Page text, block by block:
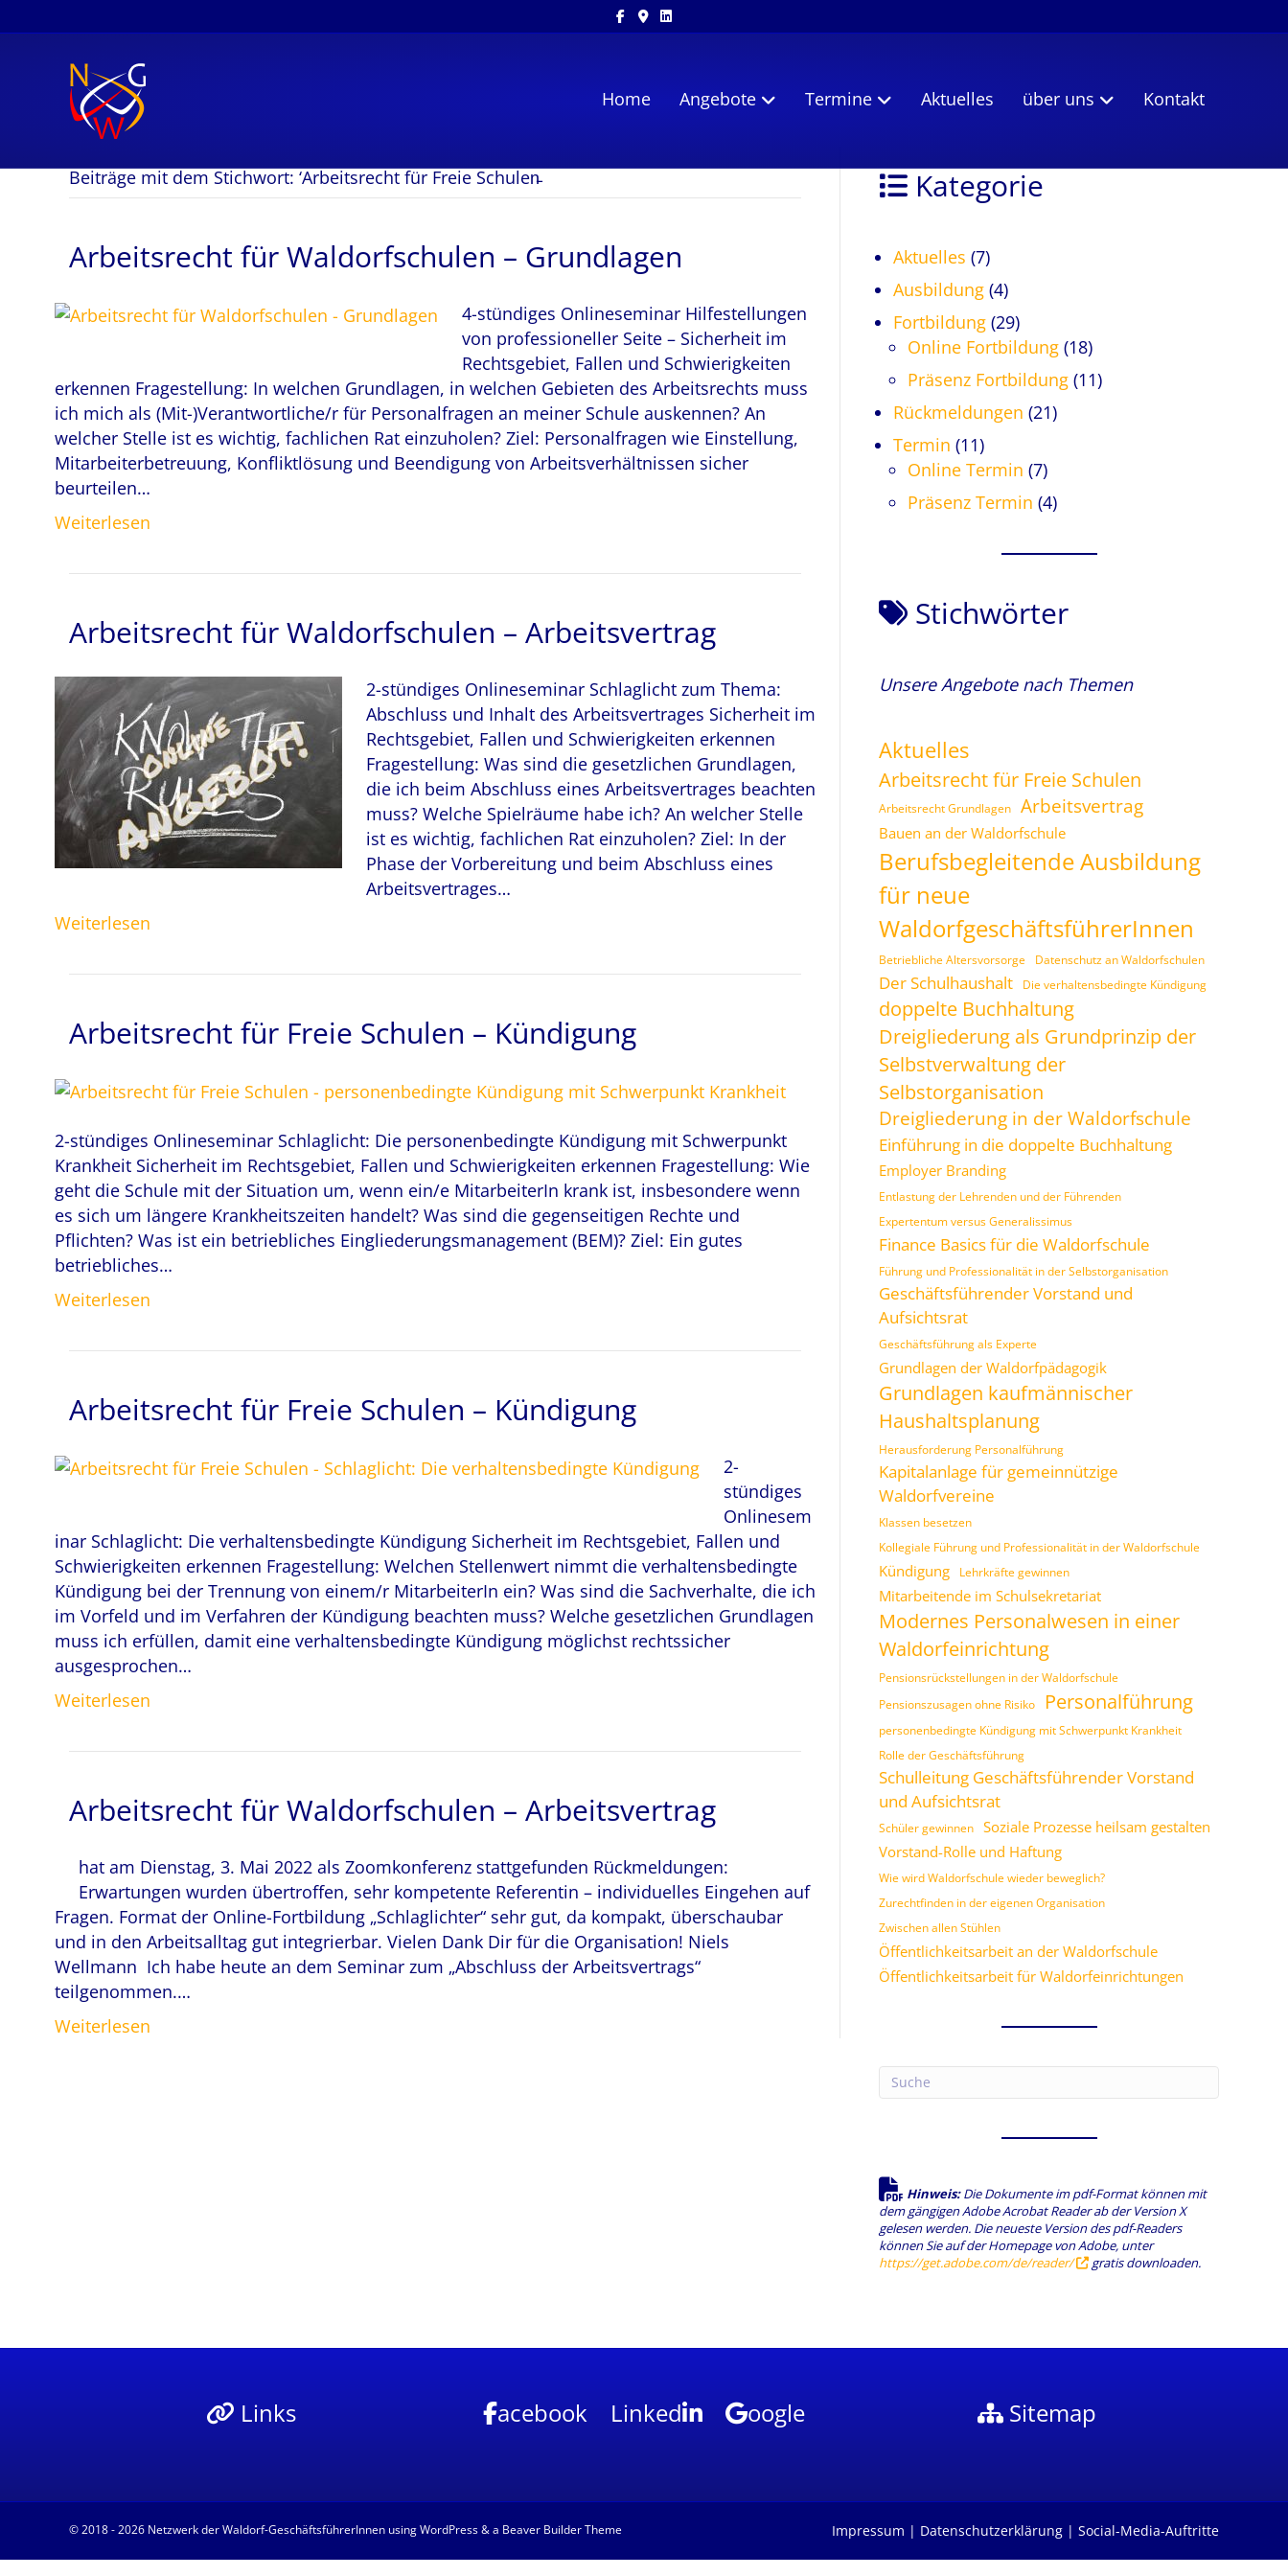
FacebookGoogle-maps
Linkedin
Home Angebote Termine Aktuelles über uns Kontakt
Beiträge mit dem Stichwort: ‘Arbeitsrecht für Freie Schulen̵
Arbeitsrecht für Waldorfschulen – Grundlagen
4-stündiges Onlineseminar Hilfestellungen
von professioneller Seite – Sicherheit im
Rechtsgebiet, Fallen und Schwierigkeiten
erkennen Fragestellung: In welchen Grundlagen, in welchen Gebieten des Arbeitsrechts muss
ich mich als (Mit-)Verantwortliche/r für Personalfragen an meiner Schule auskennen? An
welcher Stelle ist es wichtig, fachlichen Rat einzuholen? Ziel: Personalfragen wie Einstellung,
Mitarbeiterbetreuung, Konfliktlösung und Beendigung von Arbeitsverhältnissen sicher
beurteilen…
Weiterlesen
Arbeitsrecht für Waldorfschulen – Arbeitsvertrag
2-stündiges Onlineseminar Schlaglicht zum Thema:
Abschluss und Inhalt des Arbeitsvertrages Sicherheit im
Rechtsgebiet, Fallen und Schwierigkeiten erkennen
Fragestellung: Was sind die gesetzlichen Grundlagen,
die ich beim Abschluss eines Arbeitsvertrages beachten
muss? Welche Spielräume habe ich? An welcher Stelle
ist es wichtig, fachlichen Rat einzuholen? Ziel: In der
Phase der Vorbereitung und beim Abschluss eines
Arbeitsvertrages…
Weiterlesen
Arbeitsrecht für Freie Schulen – Kündigung
2-stündiges Onlineseminar Schlaglicht: Die personenbedingte Kündigung mit Schwerpunkt
Krankheit Sicherheit im Rechtsgebiet, Fallen und Schwierigkeiten erkennen Fragestellung: Wie
geht die Schule mit der Situation um, wenn ein/e MitarbeiterIn krank ist, insbesondere wenn
es sich um längere Krankheitszeiten handelt? Was sind die gegenseitigen Rechte und
Pflichten? Was ist ein betriebliches Eingliederungsmanagement (BEM)? Ziel: Ein gutes
betriebliches…
Weiterlesen
Arbeitsrecht für Freie Schulen – Kündigung
2-
stündiges
Onlinesem
inar Schlaglicht: Die verhaltensbedingte Kündigung Sicherheit im Rechtsgebiet, Fallen und
Schwierigkeiten erkennen Fragestellung: Welchen Stellenwert nimmt die verhaltensbedingte
Kündigung bei der Trennung von einem/r MitarbeiterIn ein? Was sind die Sachverhalte, die ich
im Vorfeld und im Verfahren der Kündigung beachten muss? Welche gesetzlichen Grundlagen
muss ich erfüllen, damit eine verhaltensbedingte Kündigung möglichst rechtssicher
ausgesprochen…
Weiterlesen
Arbeitsrecht für Waldorfschulen – Arbeitsvertrag
hat am Dienstag, 3. Mai 2022 als Zoomkonferenz stattgefunden Rückmeldungen:
Erwartungen wurden übertroffen, sehr kompetente Referentin – individuelles Eingehen auf
Fragen. Format der Online-Fortbildung „Schlaglichter“ sehr gut, da kompakt, überschaubar
und in den Arbeitsalltag gut integrierbar. Vielen Dank Dir für die Organisation! Niels
Wellmann Ich habe heute an dem Seminar zum „Abschluss der Arbeitsvertrags“
teilgenommen.…
Weiterlesen
Kategorie
Aktuelles (7)
Ausbildung (4)
Fortbildung (29)
Online Fortbildung (18)
Präsenz Fortbildung (11)
Rückmeldungen (21)
Termin (11)
Online Termin (7)
Präsenz Termin (4)
Stichwörter
Unsere Angebote nach Themen
Aktuelles
Arbeitsrecht für Freie Schulen
Arbeitsrecht Grundlagen Arbeitsvertrag
Bauen an der Waldorfschule
Berufsbegleitende Ausbildung
für neue
WaldorfgeschäftsführerInnen
Betriebliche Altersvorsorge Datenschutz an Waldorfschulen
Der Schulhaushalt Die verhaltensbedingte Kündigung
doppelte Buchhaltung
Dreigliederung als Grundprinzip der
Selbstverwaltung der
Selbstorganisation
Dreigliederung in der Waldorfschule
Einführung in die doppelte Buchhaltung
Employer Branding
Entlastung der Lehrenden und der Führenden
Expertentum versus Generalissimus
Finance Basics für die Waldorfschule
Führung und Professionalität in der Selbstorganisation
Geschäftsführender Vorstand und
Aufsichtsrat
Geschäftsführung als Experte
Grundlagen der Waldorfpädagogik
Grundlagen kaufmännischer
Haushaltsplanung
Herausforderung Personalführung
Kapitalanlage für gemeinnützige
Waldorfvereine
Klassen besetzen
Kollegiale Führung und Professionalität in der Waldorfschule
Kündigung Lehrkräfte gewinnen
Mitarbeitende im Schulsekretariat
Modernes Personalwesen in einer
Waldorfeinrichtung
Pensionsrückstellungen in der Waldorfschule
Pensionszusagen ohne Risiko
Personalführung
personenbedingte Kündigung mit Schwerpunkt Krankheit
Rolle der Geschäftsführung
Schulleitung Geschäftsführender Vorstand
und Aufsichtsrat
Schüler gewinnen Soziale Prozesse heilsam gestalten
Vorstand-Rolle und Haftung
Wie wird Waldorfschule wieder beweglich?
Zurechtfinden in der eigenen Organisation
Zwischen allen Stühlen
Öffentlichkeitsarbeit an der Waldorfschule
Öffentlichkeitsarbeit für Waldorfeinrichtungen
Hinweis:Die Dokumente im pdf-Format können mit
dem gängigen Adobe Acrobat Reader ab der Version X
gelesen werden. Die neueste Version des pdf-Readers
können Sie auf der Homepage von Adobe, unter
https://get.adobe.com/de/reader/
gratis downloaden.
Links acebook Linked oogle Sitemap
© 2018 - 2026 Netzwerk der Waldorf-GeschäftsführerInnen usingWordPress& a Beaver Builder Theme Impressum | Datenschutzerklärung | Social-Media-Auftritte